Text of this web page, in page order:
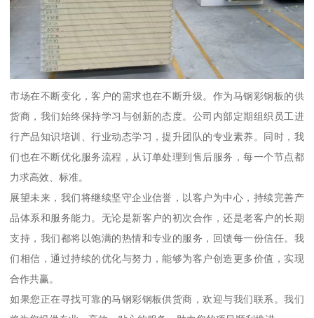
市场在不断变化，客户的需求也在不断升级。作为马钢彩钢板的供
货商，我们始终保持学习与创新的态度。公司内部定期组织员工进
行产品知识培训、行业动态学习，提升团队的专业素养。同时，我
们也在不断优化服务流程，从订单处理到售后服务，每一个节点都
力求高效、标准。
展望未来，我们将继续坚守企业信誉，以客户为中心，持续完善产
品体系和服务能力。无论是新客户的初次合作，还是老客户的长期
支持，我们都将以饱满的热情和专业的服务，回馈每一份信任。我
们相信，通过持续的优化与努力，能够为客户创造更多价值，实现
合作共赢。
如果您正在寻找可靠的马钢彩钢板供货商，欢迎与我们联系。我们